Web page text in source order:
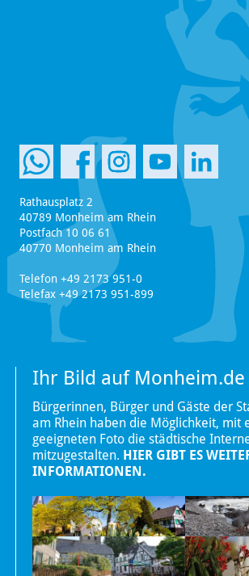
Rathausplatz 2
40789 Monheim am Rhein
Postfach 10 06 61
40770 Monheim am Rhein
Telefon +49 2173 951-0
Telefax +49 2173 951-899
Ihr Bild auf Monheim.de
Bürgerinnen, Bürger und Gäste der
am Rhein haben die Möglichkeit, mit
geeigneten Foto die städtische
mitzugestalten. HIER GIBT ES
INFORMATIONEN.